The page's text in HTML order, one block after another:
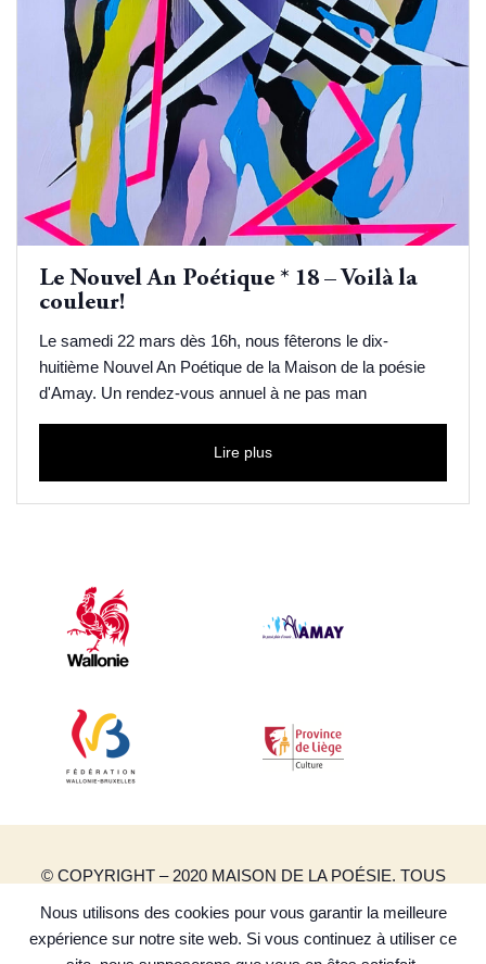
Le Nouvel An Poétique * 18 – Voilà la
couleur!
Le samedi 22 mars dès 16h, nous fêterons le dix-
huitième Nouvel An Poétique de la Maison de la poésie
d'Amay. Un rendez-vous annuel à ne pas man
Lire plus
© COPYRIGHT – 2020 MAISON DE LA POÉSIE. TOUS
CRÉATION DE SITES INTERNET | PRODUWEB
Nous utilisons des cookies pour vous garantir la meilleure
expérience sur notre site web. Si vous continuez à utiliser ce